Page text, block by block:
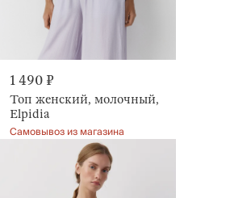
1 490 ₽
Топ женский, молочный,
Elpidia
Самовывоз из магазина